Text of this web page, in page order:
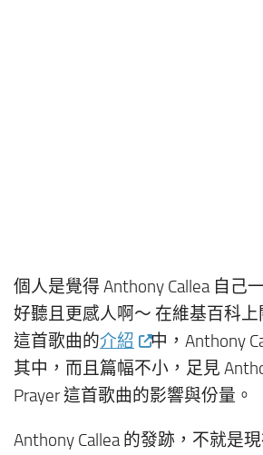
個人是覺得 Anthony Callea 自己
好聽且更感人啊～ 在維基百科上
這首歌曲的介紹
中，Anthony
其中，而且篇幅不小，足見
Prayer 這首歌曲的影響與份量。
Anthony Callea 的發跡，不就是